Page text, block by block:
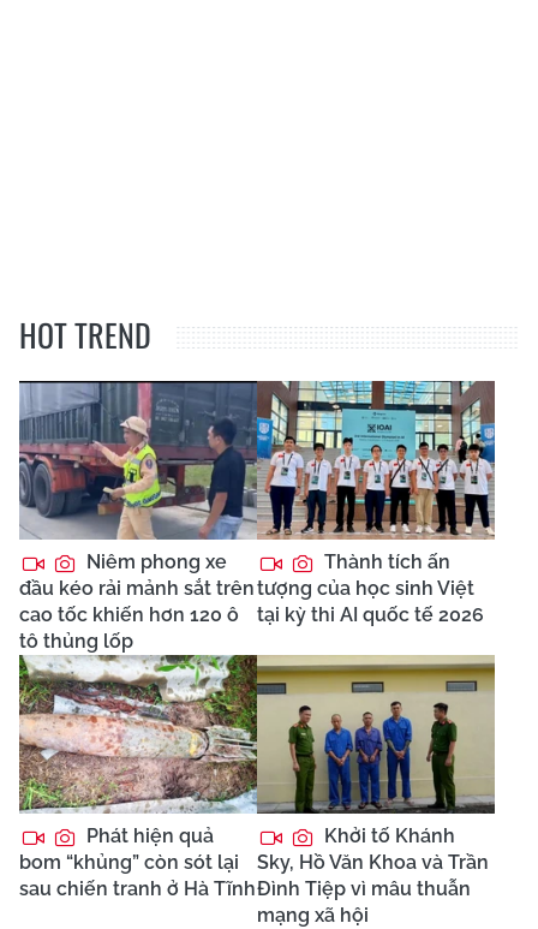
HOT TREND
Niêm phong xe
đầu kéo rải mảnh sắt trên
cao tốc khiến hơn 120 ô
tô thủng lốp
Thành tích ấn
tượng của học sinh Việt
tại kỳ thi AI quốc tế 2026
Phát hiện quả
bom “khủng” còn sót lại
sau chiến tranh ở Hà Tĩnh
Khởi tố Khánh
Sky, Hồ Văn Khoa và Trần
Đình Tiệp vì mâu thuẫn
mạng xã hội